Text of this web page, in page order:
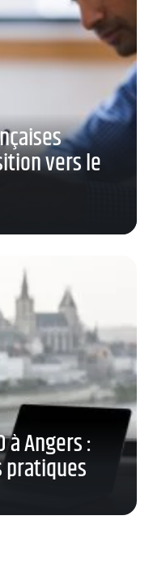
vers le
à Angers :